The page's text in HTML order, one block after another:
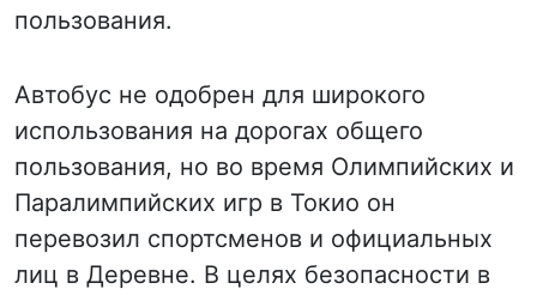
пользования.
Автобус не одобрен для широкого
использования на дорогах общего
пользования, но во время Олимпийских и
Паралимпийских игр в Токио он
перевозил спортсменов и официальных
лиц в Деревне. В целях безопасности в